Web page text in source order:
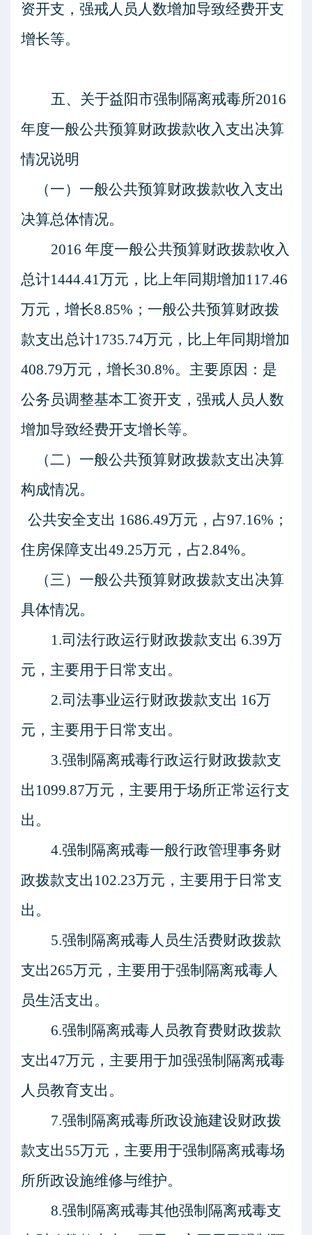
资开支，强戒人员人数增加导致经费开支
增长等。
五、关于益阳市强制隔离戒毒所2016
年度一般公共预算财政拨款收入支出决算
情况说明
（一）一般公共预算财政拨款收入支出
决算总体情况。
2016 年度一般公共预算财政拨款收入
总计1444.41万元，比上年同期增加117.46
万元，增长8.85%；一般公共预算财政拨
款支出总计1735.74万元，比上年同期增加
408.79万元，增长30.8%。主要原因： 是
公务员调整基本工资开支，强戒人员人数
增加导致经费开支增长等。
（二）一般公共预算财政拨款支出决算
构成情况。
公共安全支出 1686.49万元，占97.16% ；
住房保障支出49.25万元，占2.84%。
（三）一般公共预算财政拨款支出决算
具体情况。
1.司法行政运行财政拨款支出 6.39万
元，主要用于日常支出。
2.司法事业运行财政拨款支出 16万
元，主要用于日常支出。
3.强制隔离戒毒行政运行财政拨款支
出 1099.87万元，主要用于场所正常运行支
出。
4.强制隔离戒毒一般行政管理事务财
政拨款支出102.23万元，主要用于日常支
出。
5.强制隔离戒毒人员生活费财政拨款
支出265万元，主要用于强制隔离戒毒人
员生活支出。
6.强制隔离戒毒人员教育费财政拨款
支出47万元，主要用于加强强制隔离戒毒
人员教育支出。
7.强制隔离戒毒所政设施建设财政拨
款支出55万元，主要用于强制隔离戒毒场
所所政设施维修与维护。
8.强制隔离戒毒其他强制隔离戒毒支